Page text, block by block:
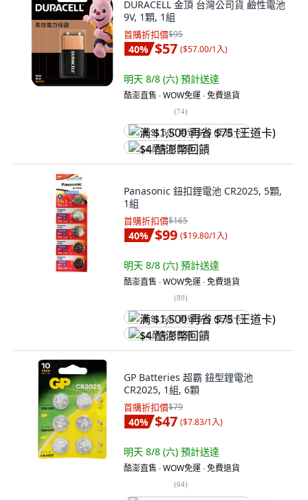
DURACELL 金頂 台灣公司貨 鹼性電池
9V, 1顆, 1組
首購折扣價$95
40% $57 ($57.00/1入)
明天 8/8 (六) 預計送達
酷澎直售 ∙ WOW免運 ∙ 免費退貨
(74)
满 $1,500 再省 $75 (王道卡)
$4 酷澎幣回饋
Panasonic 鈕扣鋰電池 CR2025, 5顆,
1組
首購折扣價$165
40% $99 ($19.80/1入)
明天 8/8 (六) 預計送達
酷澎直售 ∙ WOW免運 ∙ 免費退貨
(89)
满 $1,500 再省 $75 (王道卡)
$4 酷澎幣回饋
GP Batteries 超霸 鈕型鋰電池
CR2025, 1組, 6顆
首購折扣價$79
40% $47 ($7.83/1入)
明天 8/8 (六) 預計送達
酷澎直售 ∙ WOW免運 ∙ 免費退貨
(64)